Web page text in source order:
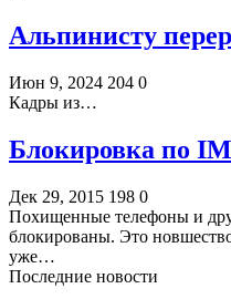
Альпинисту
Июн 9, 2024 204 0
Кадры из…
Блокировка по
Дек 29, 2015 198 0
Похищенные телефоны и
блокированы. Это
уже…
Последние новости